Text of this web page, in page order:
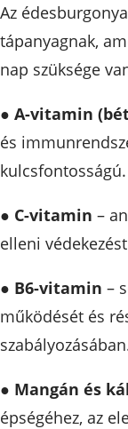
Az
tápanyagnak,
nap szüksége
● A-vitamin
és
kulcsfontosságú.
● C-vitamin –
elleni
● B6-vitamin –
működését és
● Mangán és
épségéhez, az